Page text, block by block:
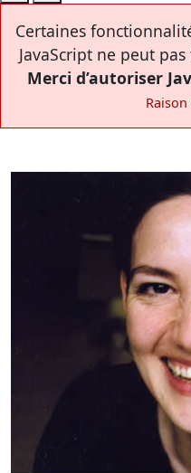
Certaines
JavaScript ne peut
Merci d’autoriser